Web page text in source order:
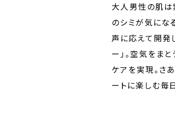
大人男性の肌は
のシミが気にな
声に応えて開発
ー」。空気をま
ケアを実現。さ
ートに楽しむ毎